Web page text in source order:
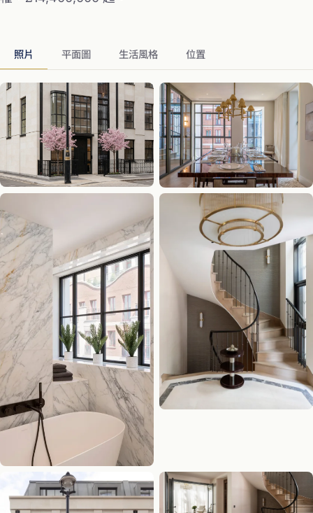
照片 平面圖 生活風格 位置